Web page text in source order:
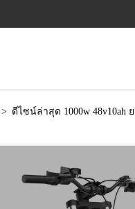
> ดีไซน์ล่าสุด 1000w 48v10ah